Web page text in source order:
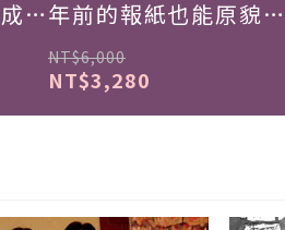
功年前的報紙也能原貌重
NT$6,000
NT$3,280